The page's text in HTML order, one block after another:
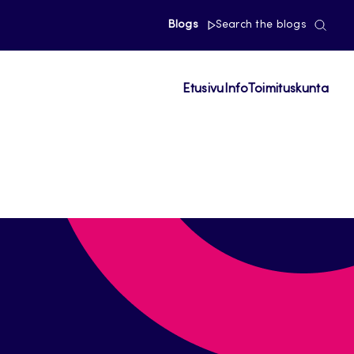
Blogs Search the blogs
Etusivu InfoToimituskunta